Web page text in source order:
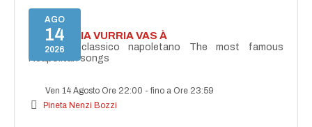
AGO
14
2026
I'TE VURRIA VURRIA VAS À
Concerto classico napoletano The most famous
Neapolitan songs
Ven 14 Agosto Ore 22:00 -fino a Ore 23:59
Pineta Nenzi Bozzi